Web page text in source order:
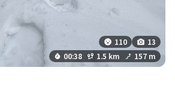
110
13
00:38
1.5 km 157 m